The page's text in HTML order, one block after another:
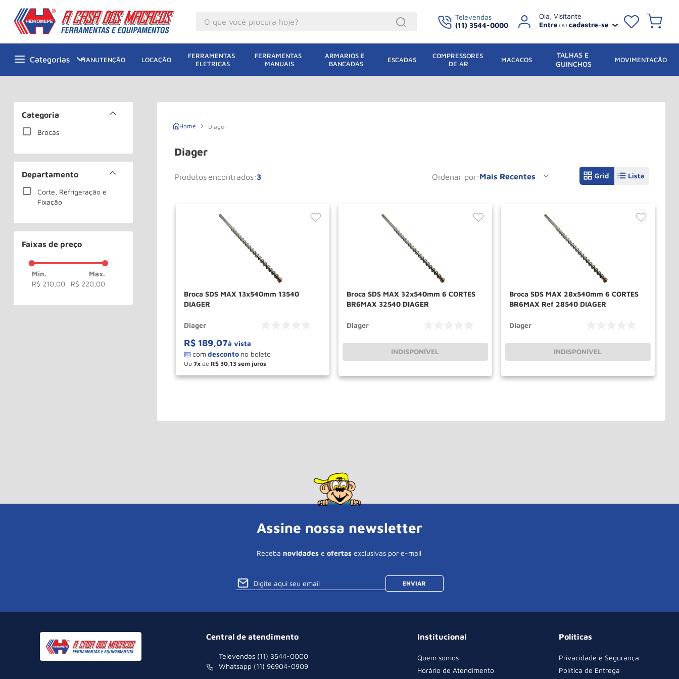
Televendas
(11) 3544-0000
MANUTENÇÃO LOCAÇÃO
FERRAMENTAS
ELETRICAS
FERRAMENTAS
MANUAIS
ARMARIOS E
BANCADAS
ESCADAS
COMPRESSORES
DE AR
MACACOS
TALHAS E
GUINCHOS
MOVIMENTAÇÃO
Categoria
Brocas
Departamento
Corte, Refrigeração e
Fixação
Faixas de preço
R$ 210,00 R$ 220,00
Diager
Diager
3
Produtos ordenar por Mais Recentes
Broca SDS MAX 13x540mm 13540
DIAGER
Diager
R$ 189,07à vista
Ou 7 de R$ 30, 13
＋
－ COMPRAR
Broca SDS MAX 32x540mm 6 CORTES
BR6MAX 32540 DIAGER
Diager
INDISPONÍVEL
Broca SDS MAX 28x540mm 6 CORTES
BR6MAX Ref 28540 DIAGER
Diager
INDISPONÍVEL
Assine nossa newsletter
Receba novidades e ofertas exclusivas por e-mail
ENVIAR
Central de atendimento
Televendas (11) 3544-0000
Whatsapp (11) 96904-0909
Institucional
Quem somos
Horário de Atendimento
Políticas
Privacidade e Segurança
Política de Entrega
1º Macacos
º Macaco Jacare
8 º Rodizio
Roda